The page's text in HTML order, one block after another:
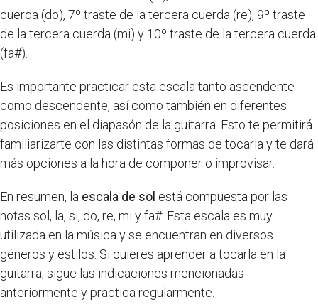
cuerda (do), 7º traste de la tercera cuerda (re), 9º traste
de la tercera cuerda (mi) y 10º traste de la tercera cuerda
(fa#).
Es importante practicar esta escala tanto ascendente
como descendente, así como también en diferentes
posiciones en el diapasón de la guitarra. Esto te permitirá
familiarizarte con las distintas formas de tocarla y te dará
más opciones a la hora de componer o improvisar.
En resumen, la escala de sol está compuesta por las
notas sol, la, si, do, re, mi y fa#. Esta escala es muy
utilizada en la música y se encuentran en diversos
géneros y estilos. Si quieres aprender a tocarla en la
guitarra, sigue las indicaciones mencionadas
anteriormente y practica regularmente.